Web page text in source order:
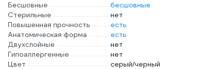
Бесшовные
бесшовные
Стерильные
нет
Повышенная прочность
есть
Анатомическая форма
есть
Двухслойные
нет
Гипоаллергенные
нет
Цвет
серый/черный